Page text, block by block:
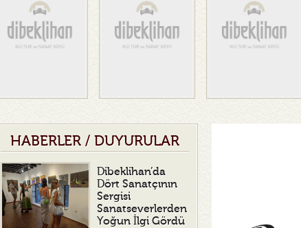
HABERLER / DUYURULAR
Dibeklihan’da
Dört Sanatçının
Sergisi
Sanatseverlerden
Yoğun İlgi Gördü